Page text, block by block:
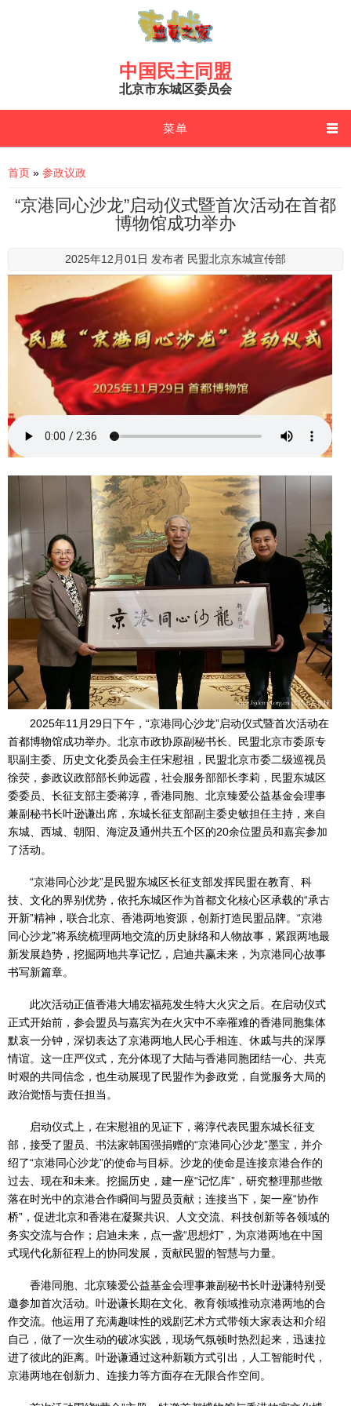
中国民主同盟
北京市东城区委员会
菜单
You are here
首页 » 参政议政
“京港同心沙龙”启动仪式暨首次活动在首都
博物馆成功举办
2025年12月01日 发布者 民盟北京东城宣传部
2025年11月29日下午，“京港同心沙龙”启动仪式暨首次活动在
首都博物馆成功举办。北京市政协原副秘书长、民盟北京市委原专
职副主委、历史文化委员会主任宋慰祖，民盟北京市委二级巡视员
徐荧，参政议政部部长帅远霞，社会服务部部长李莉，民盟东城区
委委员、长征支部主委蒋淳，香港同胞、北京臻爱公益基金会理事
兼副秘书长叶逊谦出席，东城长征支部副主委史敏担任主持，来自
东城、西城、朝阳、海淀及通州共五个区的20余位盟员和嘉宾参加
了活动。
“京港同心沙龙”是民盟东城区长征支部发挥民盟在教育、科
技、文化的界别优势，依托东城区作为首都文化核心区承载的“承古
开新”精神，联合北京、香港两地资源，创新打造民盟品牌。“京港
同心沙龙”将系统梳理两地交流的历史脉络和人物故事，紧跟两地最
新发展趋势，挖掘两地共享记忆，启迪共赢未来，为京港同心故事
书写新篇章。
此次活动正值香港大埔宏福苑发生特大火灾之后。在启动仪式
正式开始前，参会盟员与嘉宾为在火灾中不幸罹难的香港同胞集体
默哀一分钟，深切表达了京港两地人民心手相连、休戚与共的深厚
情谊。这一庄严仪式，充分体现了大陆与香港同胞团结一心、共克
时艰的共同信念，也生动展现了民盟作为参政党，自觉服务大局的
政治觉悟与责任担当。
启动仪式上，在宋慰祖的见证下，蒋淳代表民盟东城长征支
部，接受了盟员、书法家韩国强捐赠的“京港同心沙龙”墨宝，并介
绍了“京港同心沙龙”的使命与目标。沙龙的使命是连接京港合作的
过去、现在和未来。挖掘历史，建一座“记忆库”，研究整理那些散
落在时光中的京港合作瞬间与盟员贡献；连接当下，架一座“协作
桥”，促进北京和香港在凝聚共识、人文交流、科技创新等各领域的
务实交流与合作；启迪未来，点一盏“思想灯”，为京港两地在中国
式现代化新征程上的协同发展，贡献民盟的智慧与力量。
香港同胞、北京臻爱公益基金会理事兼副秘书长叶逊谦特别受
邀参加首次活动。叶逊谦长期在文化、教育领域推动京港两地的合
作交流。他运用了充满趣味性的戏剧艺术方式带领大家表达和介绍
自己，做了一次生动的破冰实践，现场气氛顿时热烈起来，迅速拉
进了彼此的距离。叶逊谦通过这种新颖方式引出，人工智能时代，
京港两地在创新力、连接力等方面存在无限合作空间。